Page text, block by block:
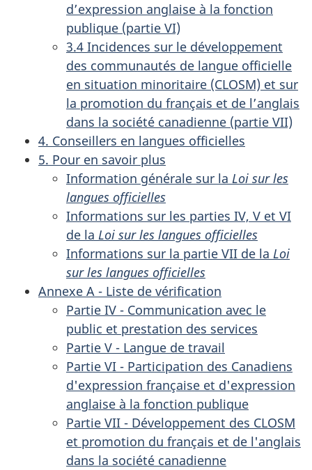
d’expression anglaise à la fonction
publique (partie VI)
3.4 Incidences sur le développement
des communautés de langue officielle
en situation minoritaire (CLOSM) et sur
la promotion du français et de l’anglais
dans la société canadienne (partie VII)
4. Conseillers en langues officielles
5. Pour en savoir plus
Information générale sur la Loi sur les
langues officielles
Informations sur les parties IV, V et VI
de la Loi sur les langues officielles
Informations sur la partie VII de la Loi
sur les langues officielles
Annexe A - Liste de vérification
Partie IV - Communication avec le
public et prestation des services
Partie V - Langue de travail
Partie VI - Participation des Canadiens
d'expression française et d'expression
anglaise à la fonction publique
Partie VII - Développement des CLOSM
et promotion du français et de l'anglais
dans la société canadienne